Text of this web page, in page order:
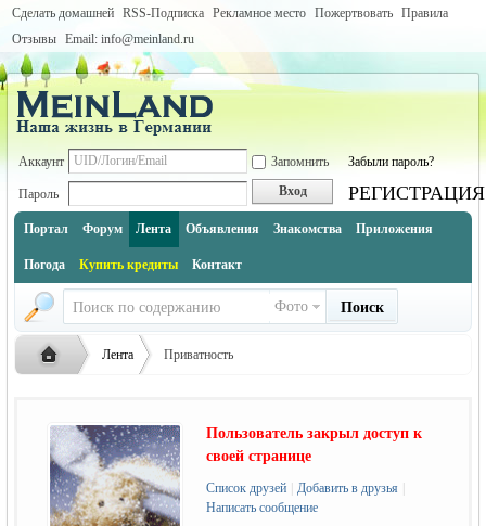
Сделать домашней RSS-Подписка Рекламное место Пожертвовать Правила
Отзывы Email: info@meinland.ru
Аккаунт Запомнить Забыли пароль?
Пароль Вход РЕГИСТРАЦИЯ
Портал Форум Лента Объявления Знакомства Приложения
Погода Купить кредиты Контакт
Фото Поиск
Русская ›
Лента
›
Приватность
Пользователь закрыл доступ к
своей странице
Список друзей Добавить в друзья
Написать сообщение